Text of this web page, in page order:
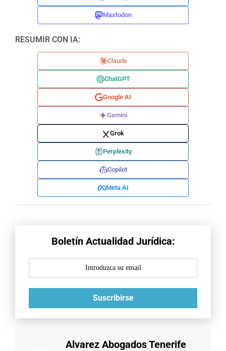
Mastodon
RESUMIR CON IA:
Claude
ChatGPT
Google AI
Gemini
Grok
Perplexity
Copilot
Meta AI
Boletín Actualidad Jurídica:
Suscribirse
Alvarez Abogados Tenerife